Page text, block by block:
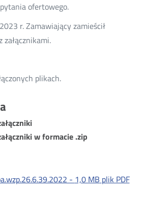
ofertowego.
r. Zamawiający zamieścił
plikach.
w formacie .zip
- 1,0 MB plik PDF